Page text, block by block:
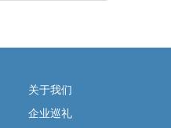
关于我们
企业巡礼